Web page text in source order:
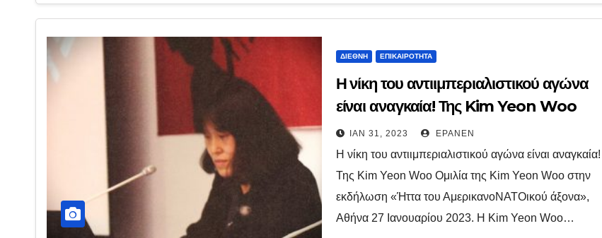
ΔΙΕΘΝΉ ΕΠΙΚΑΙΡΌΤΗΤΑ
Η νίκη του αντιιμπεριαλιστικού αγώνα
είναι αναγκαία! Της Kim Yeon Woo
ΙΑΝ 31, 2023 EPANEN
Η νίκη του αντιιμπεριαλιστικού αγώνα είναι αναγκαία!
Της Kim Yeon Woo Ομιλία της Kim Yeon Woo στην
εκδήλωση «Ήττα του ΑμερικανοΝΑΤΟικού άξονα»,
Αθήνα 27 Ιανουαρίου 2023. Η Kim Yeon Woo…